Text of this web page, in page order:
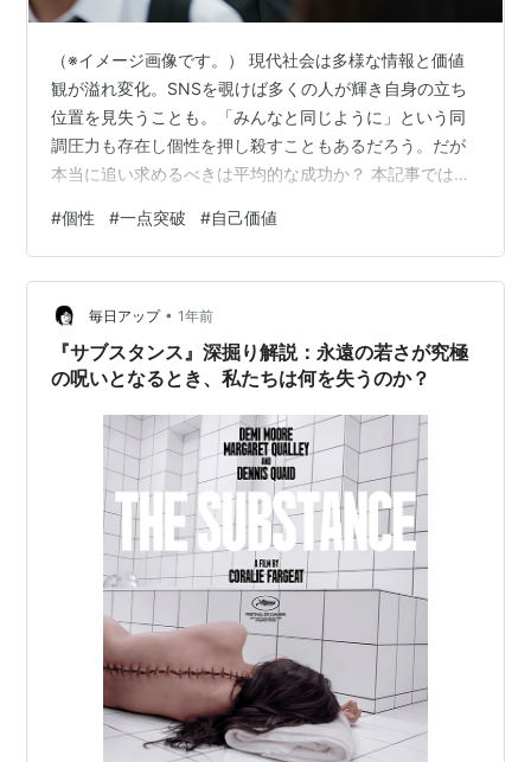
（※イメージ画像です。） 現代社会は多様な情報と価値
観が溢れ変化。SNSを覗けば多くの人が輝き自身の立ち
位置を見失うことも。「みんなと同じように」という同
調圧力も存在し個性を押し殺すこともあるだろう。だが
本当に追い求めるべきは平均的な成功か？ 本記事では
方を深く掘り下げる。他人との横並びの競争から抜け出
し自分だけが持つユニークな個性を磨き上げそれを社会
の中で唯一無二の価値として確立していく道筋を探る。
平均という名の檻からの脱却：一点集中が拓く新たな可
能性 個性の核を見つけ 磨き上げる：一点突破の羅針盤
一点集中が社会に新たな価値を創造する：個…
#個性 #一点突破 #自己価値
毎日アップ • 1年前
『サブスタンス』深掘り解説：永遠の若さが究極
の呪いとなるとき、私たちは何を失うのか？